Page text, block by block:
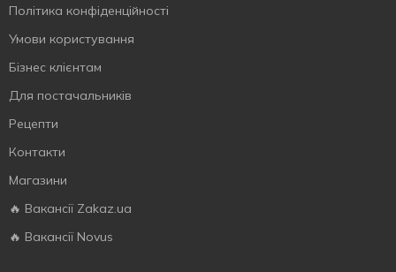
Політика конфіденційності
Умови користування
Бізнес клієнтам
Для постачальників
Рецепти
Контакти
Магазини
🔥 Вакансії Zakaz.ua
🔥 Вакансії Novus